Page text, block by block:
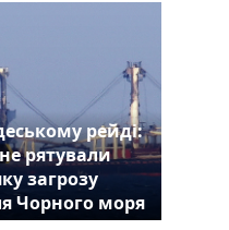
рейді:
рятували
загрозу
Чорного моря